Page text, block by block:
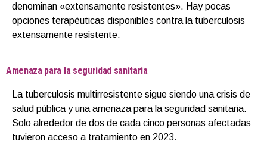
denominan «extensamente resistentes». Hay pocas
opciones terapéuticas disponibles contra la tuberculosis
extensamente resistente.
Amenaza para la seguridad sanitaria
La tuberculosis multirresistente sigue siendo una crisis de
salud pública y una amenaza para la seguridad sanitaria.
Solo alrededor de dos de cada cinco personas afectadas
tuvieron acceso a tratamiento en 2023.